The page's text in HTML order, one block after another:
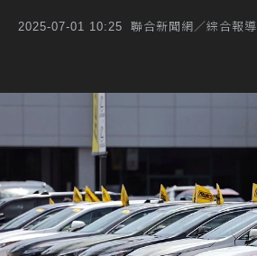
2025-07-01 10:25 聯合新聞網／綜合報導